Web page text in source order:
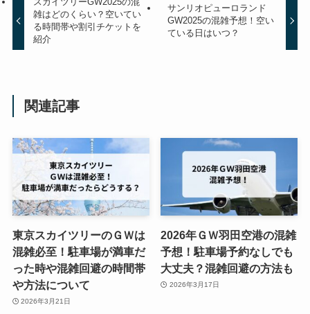
雑はどのくらい？空いてい
る時間帯や割引チケットを
紹介
サンリオピューロランド
GW2025の混雑予想！空い
ている日はいつ？
関連記事
東京スカイツリーのＧＷは
混雑必至！駐車場が満車だ
った時や混雑回避の時間帯
や方法について
2026年3月21日
2026年ＧＷ羽田空港の混雑
予想！駐車場予約なしでも
大丈夫？混雑回避の方法も
2026年3月17日